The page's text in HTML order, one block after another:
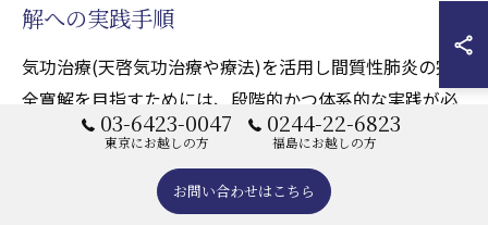
解への実践手順
気功治療(天啓気功治療や療法)を活用し間質性肺炎の完
全寛解を目指すためには、段階的かつ体系的な実践が必
要です。まず重要なのは、天啓気功治療の専門家による
初回カウンセリングで、個々の症状や生活習慣を丁寧に
把握してもらうことです。次に、気の流れを整える施術
03-6423-0047
東京にお越しの方
0244-22-6823
福島にお越しの方
お問い合わせはこちら